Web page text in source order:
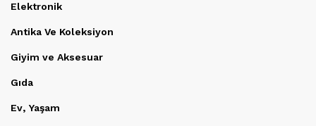
Elektronik
Antika Ve Koleksiyon
Giyim ve Aksesuar
Gıda
Ev, Yaşam